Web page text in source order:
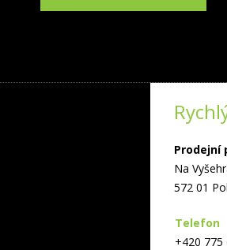
Prodejní
Na
572 01
Telefon
+420 775